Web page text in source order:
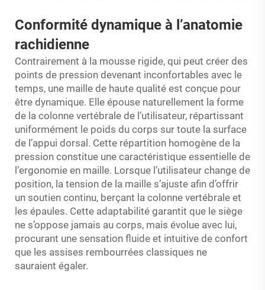
Conformité dynamique à l’anatomie
rachidienne
Contrairement à la mousse rigide, qui peut créer des
points de pression devenant inconfortables avec le
temps, une maille de haute qualité est conçue pour
être dynamique. Elle épouse naturellement la forme
de la colonne vertébrale de l’utilisateur, répartissant
uniformément le poids du corps sur toute la surface
de l’appui dorsal. Cette répartition homogène de la
pression constitue une caractéristique essentielle de
l’ergonomie en maille. Lorsque l’utilisateur change de
position, la tension de la maille s’ajuste afin d’offrir
un soutien continu, berçant la colonne vertébrale et
les épaules. Cette adaptabilité garantit que le siège
ne s’oppose jamais au corps, mais évolue avec lui,
procurant une sensation fluide et intuitive de confort
que les assises rembourrées classiques ne
sauraient égaler.